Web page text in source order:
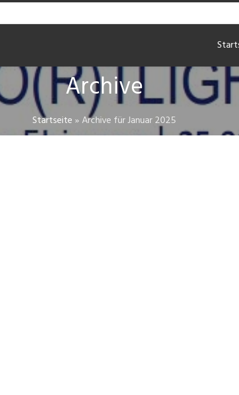
Archive
Startseite » Archive für Januar 2025